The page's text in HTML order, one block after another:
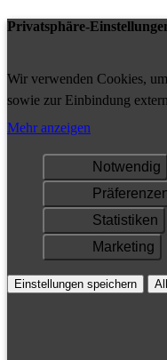
Privatsphäre-
Wir verwenden Cookies,
sowie zur Einbindung
Ihrem Gerät gespeichert
Mehr anzeigen
Notwendig
Statistiken
Marketing
Einstellungen speichern